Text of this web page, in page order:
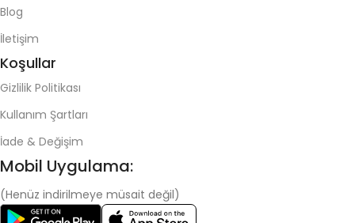
Blog
İletişim
Koşullar
Gizlilik Politikası
Kullanım Şartları
İade & Değişim
Mobil Uygulama:
(Henüz indirilmeye müsait değil)